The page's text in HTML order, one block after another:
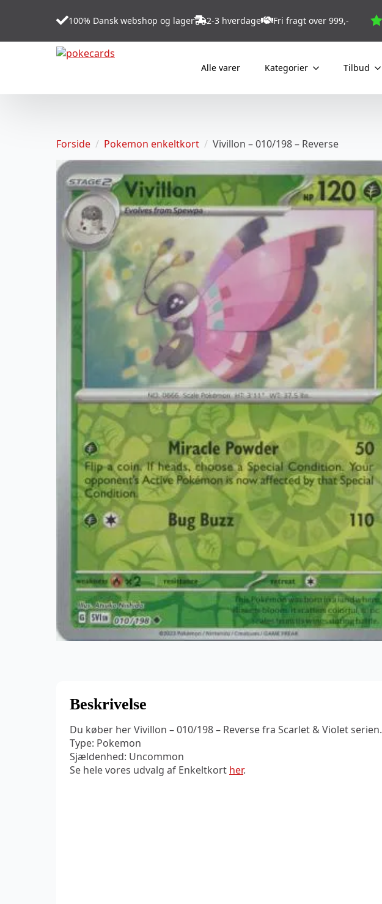
100% Dansk webshop og lager 2-3 hverdage Fri fragt over 999,-
Alle varer Kategorier Tilbud
Forside Pokemon enkeltkort Vivillon – 010/198 – Reverse
Beskrivelse
Du køber her Vivillon – 010/198 – Reverse fra Scarlet & Violet serien.
Type: Pokemon
Sjældenhed: Uncommon
Se hele vores udvalg af Enkeltkort her.